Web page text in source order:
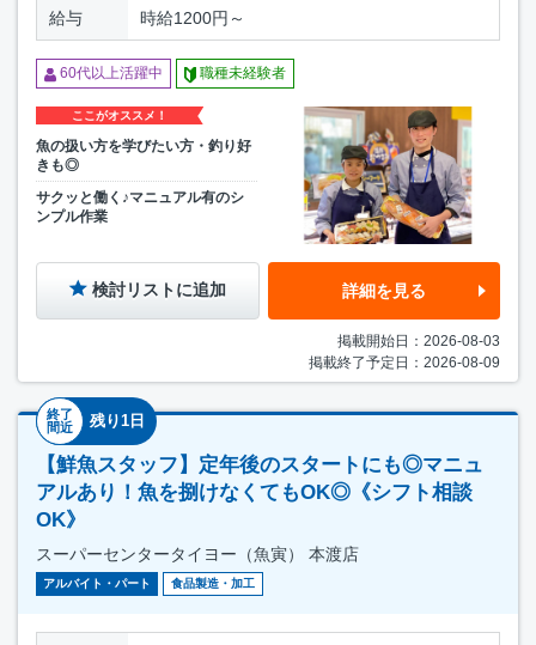
給与 時給1200円～
60代以上活躍中 職種未経験者
ここがオススメ！
魚の扱い方を学びたい方・釣り好
きも◎
サクッと働く♪マニュアル有のシ
ンプル作業
検討リストに追加 詳細を見る
掲載開始日：2026-08-03
掲載終了予定日：2026-08-09
終了
間近
残り1日
【鮮魚スタッフ】定年後のスタートにも◎マニュ
アルあり！魚を捌けなくてもOK◎《シフト相談
OK》
スーパーセンタータイヨー（魚寅） 本渡店
アルバイト・パート 食品製造・加工